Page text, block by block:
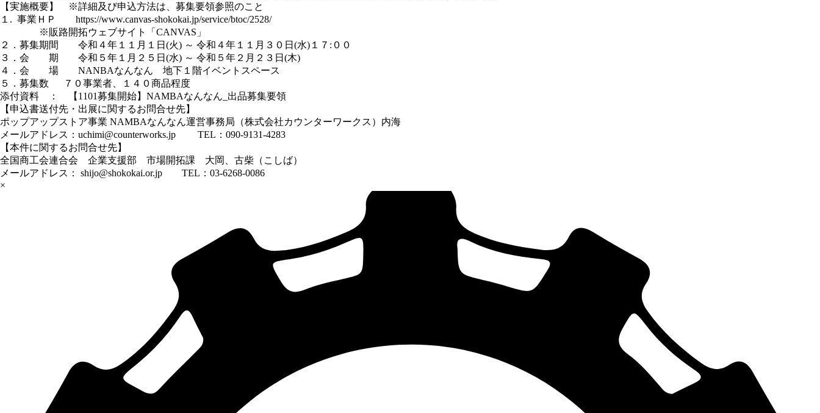
【実施概要】 ※詳細及び申込方法は、募集要領参照のこと
１. 事業ＨＰ https://www.canvas-shokokai.jp/service/btoc/2528/
※販路開拓ウェブサイト「CANVAS」
２．募集期間 令和４年１１月１日(火) ～ 令和４年１１月３０日(水)１７:００
３．会 期 令和５年１月２５日(水) ～ 令和５年２月２３日(木)
４．会 場 NANBAなんなん 地下１階イベントスペース
５．募集数 ７０事業者、１４０商品程度
添付資料 ：
【1101募集開始】NAMBAなんなん_出品募集要領
【申込書送付先・出展に関するお問合せ先】
ポップアップストア事業 NAMBAなんなん運営事務局（株式会社カウンターワークス）内海
メールアドレス：uchimi@counterworks.jp TEL：090-9131-4283
【本件に関するお問合せ先】
全国商工会連合会 企業支援部 市場開拓課 大岡、古柴（こしば）
メールアドレス： shijo@shokokai.or.jp TEL：03-6268-0086
×